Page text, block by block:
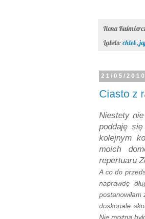
Ilona
Labels: chleb,
21/05/
Ciasto z
Niestety
poddaję
kolejnym
moich
repertuaru
A co do
naprawdę
doskonale
Nie można